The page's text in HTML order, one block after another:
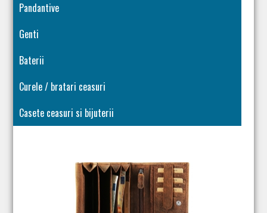
Pandantive
Genti
Baterii
Curele / bratari ceasuri
Casete ceasuri si bijuterii